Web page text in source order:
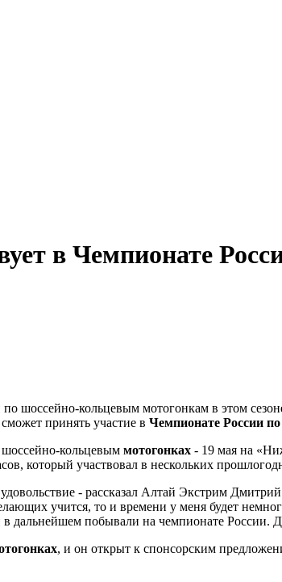
в Чемпионате
принять участие в Чемпионате России
шоссейно-кольцевым мотогонках - 19 мая на
который участвовал в нескольких
- рассказал Алтай Экстрим
учится, то и времени у меня будет
дальнейшем побывали на чемпионате России.
, и он открыт к спонсорским